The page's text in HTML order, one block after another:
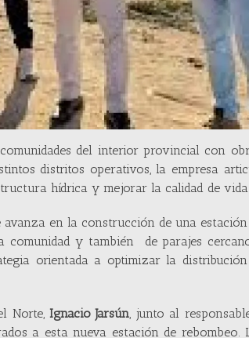
del interior provincial con
distritos operativos, la empresa
hídrica y mejorar la calidad de vida
avanza en la construcción de una
comunidad y también de parajes
orientada a optimizar la
Norte, Ignacio Jarsún , junto al
a esta nueva estación de rebombeo.